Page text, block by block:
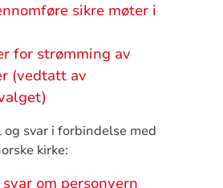
sikre møter i
for strømming av
(vedtatt av
og svar i forbindelse med
kirke:
om personvern